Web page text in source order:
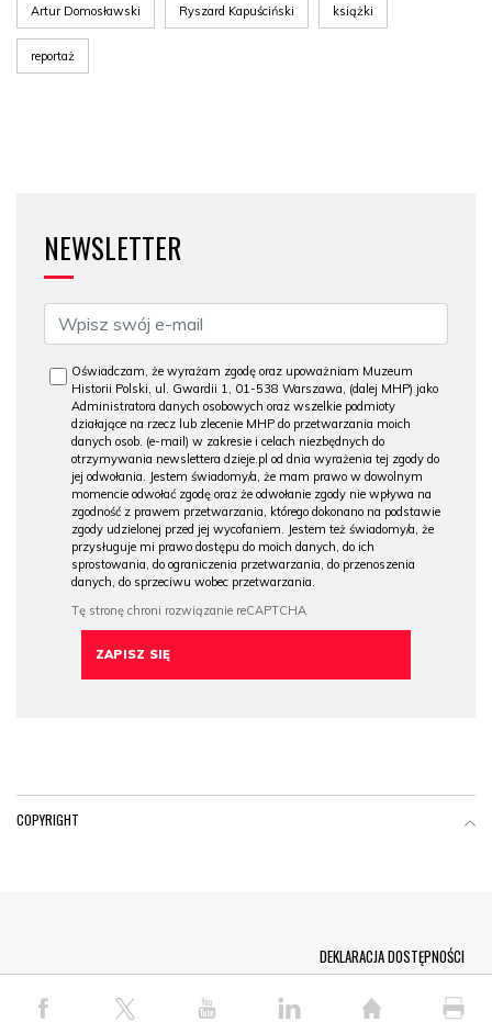
Artur Domosławski Ryszard Kapuściński książki
reportaż
NEWSLETTER
Oświadczam, że wyrażam zgodę oraz upoważniam Muzeum
Historii Polski, ul. Gwardii 1, 01-538 Warszawa, (dalej MHP) jako
Administratora danych osobowych oraz wszelkie podmioty
działające na rzecz lub zlecenie MHP do przetwarzania moich
danych osob. (e-mail) w zakresie i celach niezbędnych do
otrzymywania newslettera dzieje.pl od dnia wyrażenia tej zgody do
jej odwołania. Jestem świadomy/a, że mam prawo w dowolnym
momencie odwołać zgodę oraz że odwołanie zgody nie wpływa na
zgodność z prawem przetwarzania, którego dokonano na podstawie
zgody udzielonej przed jej wycofaniem. Jestem też świadomy/a, że
przysługuje mi prawo dostępu do moich danych, do ich
sprostowania, do ograniczenia przetwarzania, do przenoszenia
danych, do sprzeciwu wobec przetwarzania.
COPYRIGHT
© COPYRIGHT PAP 2026
DEKLARACJA DOSTĘPNOŚCI